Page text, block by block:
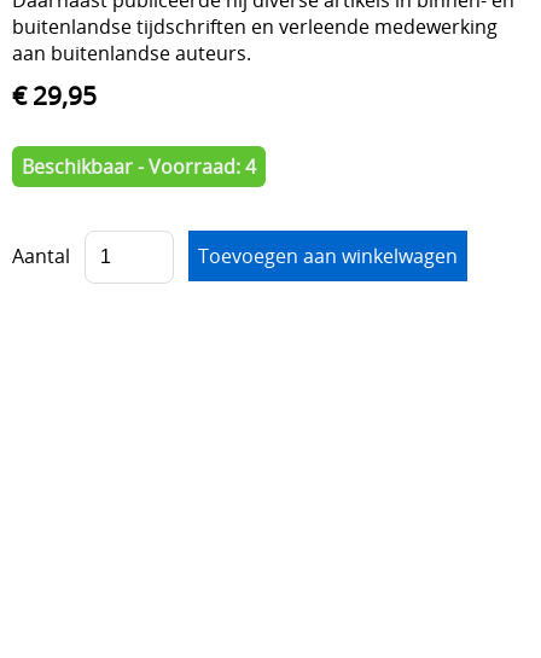
buitenlandse tijdschriften en verleende medewerking
aan buitenlandse auteurs.
€ 29,95
Beschikbaar - Voorraad: 4
Aantal